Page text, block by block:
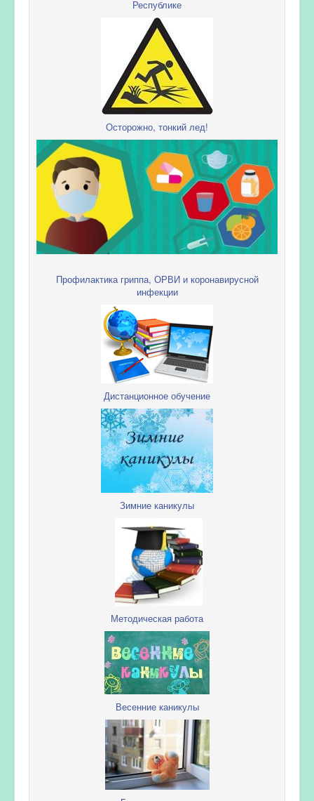
Республике
Осторожно, тонкий лед!
Профилактика гриппа, ОРВИ и коронавирусной
инфекции
Дистанционное обучение
Зимние каникулы
Методическая работа
Весенние каникулы